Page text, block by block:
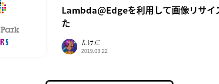
Lambda@Edgeを利用して画像リサイ
た
たけだ
2019.03.22